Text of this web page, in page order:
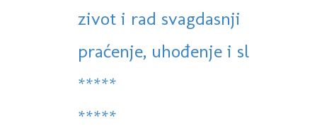
zivot i rad svagdasnji
praćenje, uhođenje i sl
*****
*****